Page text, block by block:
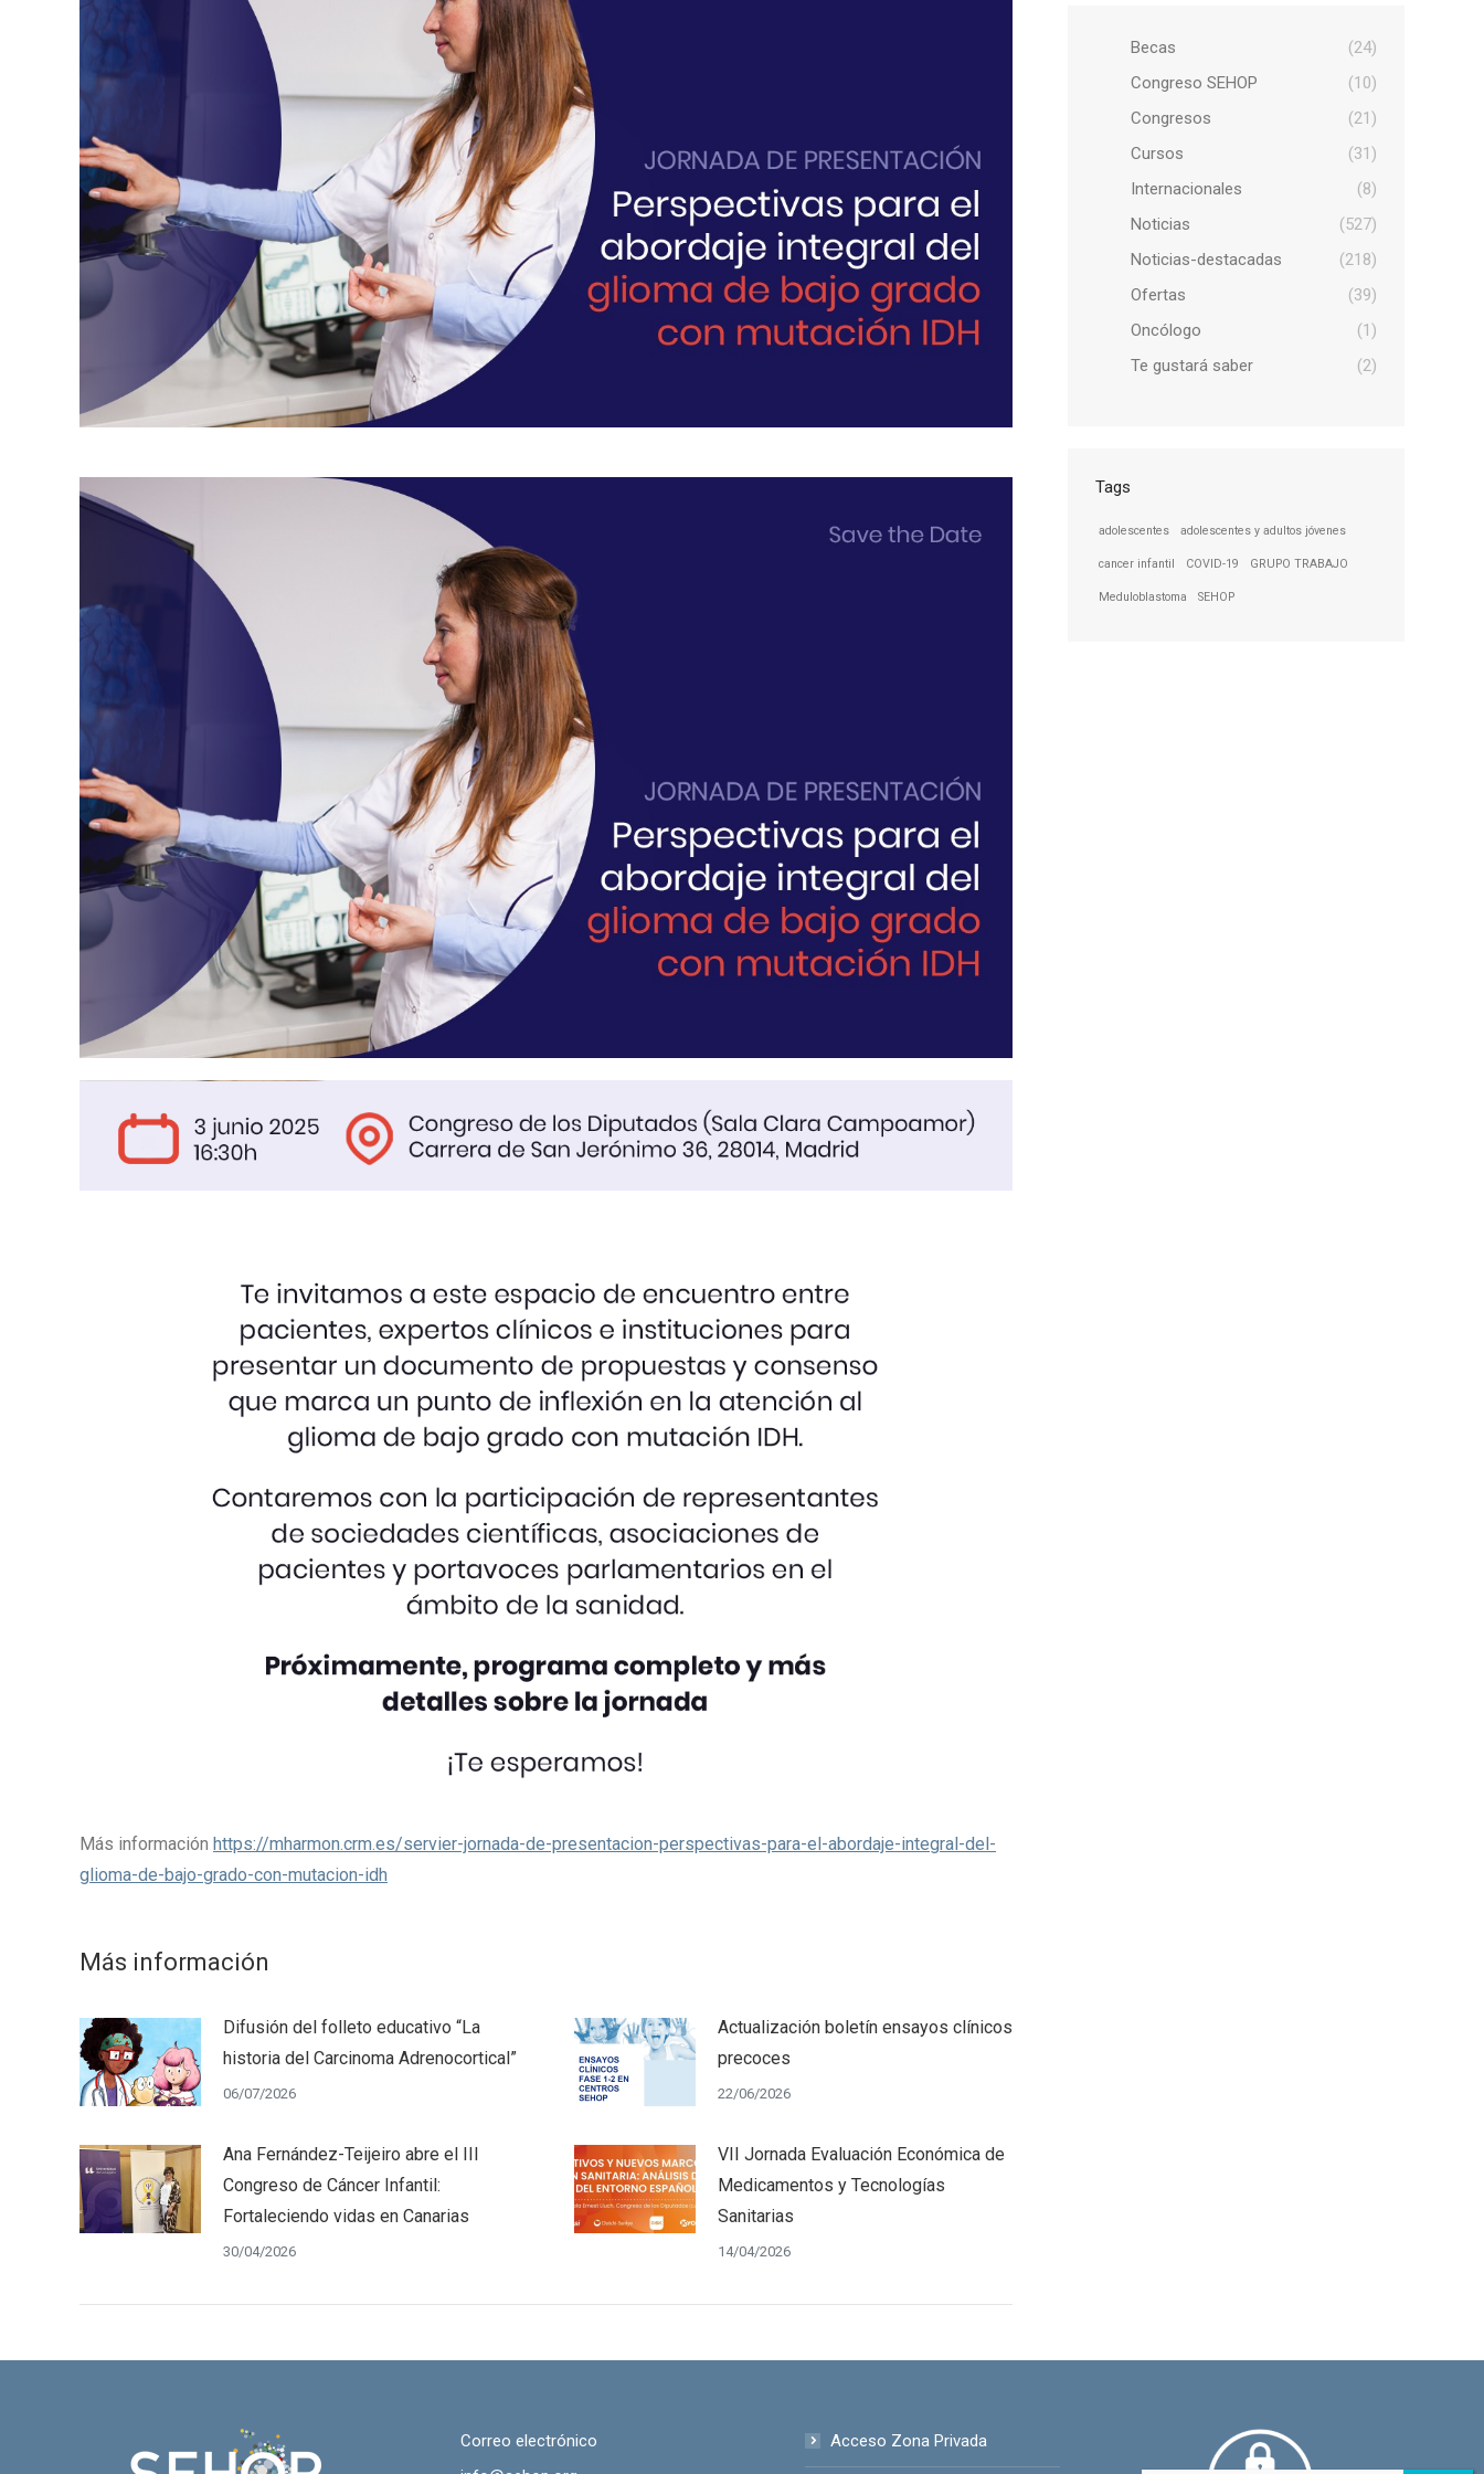
Más información https://mharmon.crm.es/servier-jornada-de-presentacion-perspectivas-para-el-abordaje-integral-del-
glioma-de-bajo-grado-con-mutacion-idh
Más información
Difusión del folleto educativo “La
historia del Carcinoma Adrenocortical”
06/07/2026
Actualización boletín ensayos clínicos
precoces
22/06/2026
Ana Fernández-Teijeiro abre el III
Congreso de Cáncer Infantil:
Fortaleciendo vidas en Canarias
30/04/2026
VII Jornada Evaluación Económica de
Medicamentos y Tecnologías
Sanitarias
14/04/2026
Becas
(24)
Congreso SEHOP
(10)
Congresos
(21)
Cursos
(31)
Internacionales
(8)
Noticias
(527)
Noticias-destacadas
(218)
Ofertas
(39)
Oncólogo
(1)
Te gustará saber
(2)
Tags
adolescentes adolescentes y adultos jóvenes
cancer infantil COVID-19 GRUPO TRABAJO
Meduloblastoma SEHOP
Correo electrónico
Acceso Zona Privada